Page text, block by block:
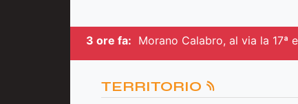
3 ore fa: Morano Calabro, al via la 17ª
TERRITORIO